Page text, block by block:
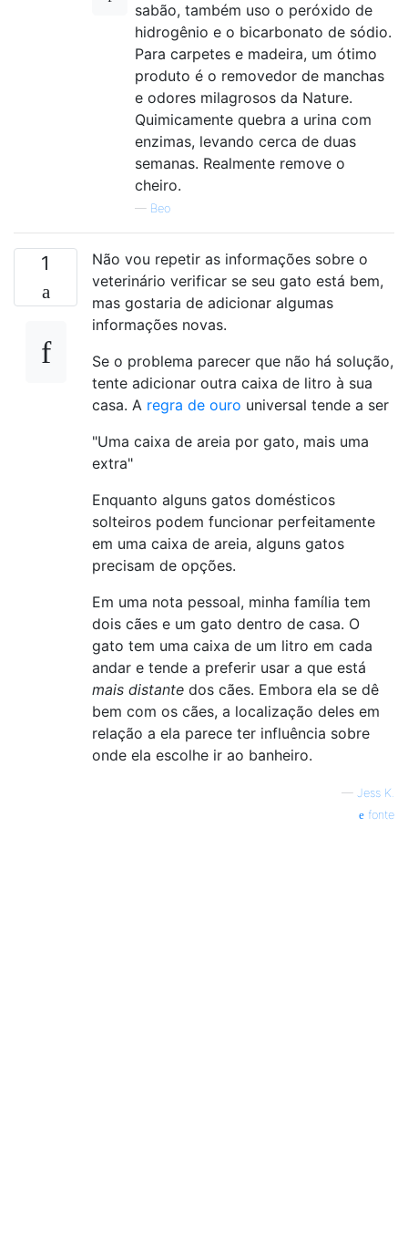
sabão, também uso o peróxido de
hidrogênio e o bicarbonato de sódio.
Para carpetes e madeira, um ótimo
produto é o removedor de manchas
e odores milagrosos da Nature.
Quimicamente quebra a urina com
enzimas, levando cerca de duas
semanas. Realmente remove o
cheiro.
— Beo
1
Não vou repetir as informações sobre o
veterinário verificar se seu gato está bem,
mas gostaria de adicionar algumas
informações novas.
Se o problema parecer que não há solução,
tente adicionar outra caixa de litro à sua
casa. A regra de ouro universal tende a ser
"Uma caixa de areia por gato, mais uma
extra"
Enquanto alguns gatos domésticos
solteiros podem funcionar perfeitamente
em uma caixa de areia, alguns gatos
precisam de opções.
Em uma nota pessoal, minha família tem
dois cães e um gato dentro de casa. O
gato tem uma caixa de um litro em cada
andar e tende a preferir usar a que está
mais distante dos cães. Embora ela se dê
bem com os cães, a localização deles em
relação a ela parece ter influência sobre
onde ela escolhe ir ao banheiro.
— Jess K.
fonte